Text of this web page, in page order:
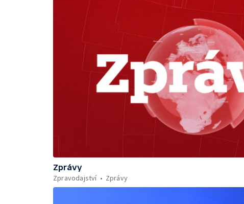
Zprávy
Zpravodajství
Zprávy